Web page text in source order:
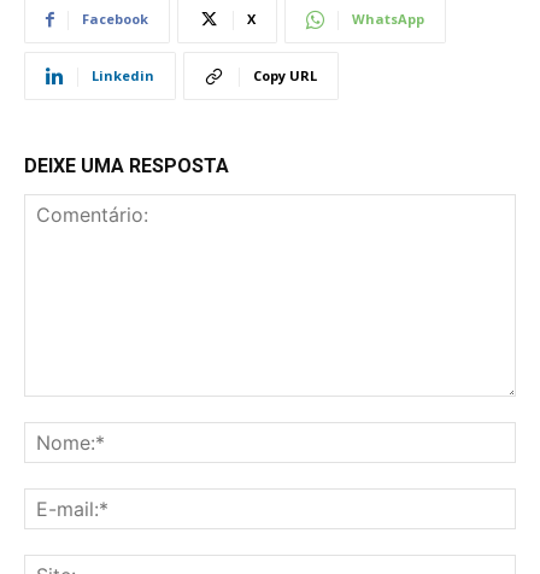
Facebook X WhatsApp
Linkedin Copy URL
DEIXE UMA RESPOSTA